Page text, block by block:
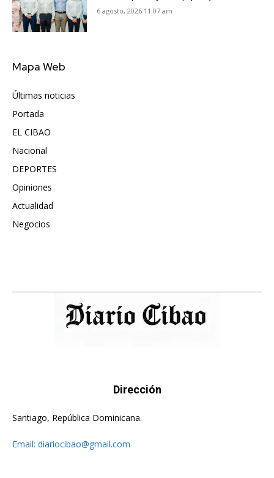
6 agosto, 2026 11:07 am
Mapa Web
Últimas noticias
Portada
EL CIBAO
Nacional
DEPORTES
Opiniones
Actualidad
Negocios
Dirección
Santiago, República Dominicana.
Email: diariocibao@gmail.com